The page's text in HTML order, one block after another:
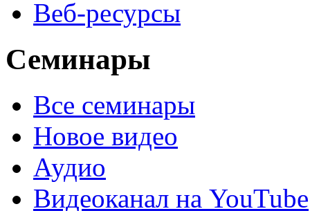
Веб-ресурсы
Семинары
Все семинары
Новое видео
Аудио
Видеоканал на YouTube